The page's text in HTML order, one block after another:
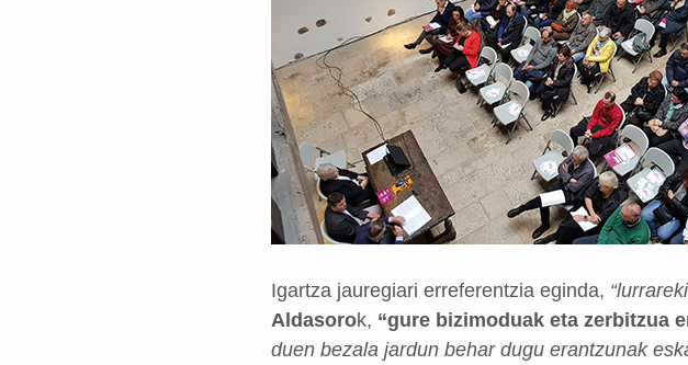
Igartza jauregiari erreferentzia eginda,
Aldasorok, “gure bizimoduak eta zerbitzua
duen bezala jardun behar dugu erantzunak